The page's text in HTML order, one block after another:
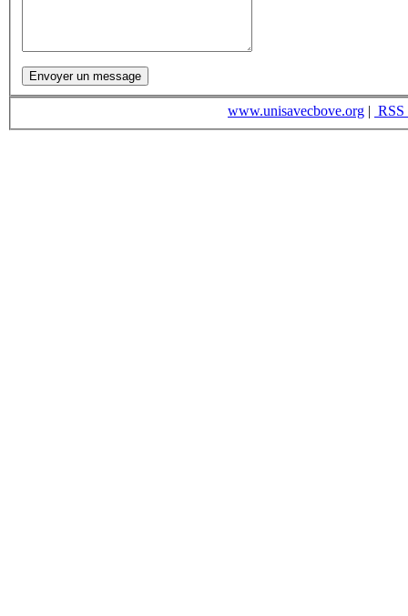
www.unisavecbove.org | RSS